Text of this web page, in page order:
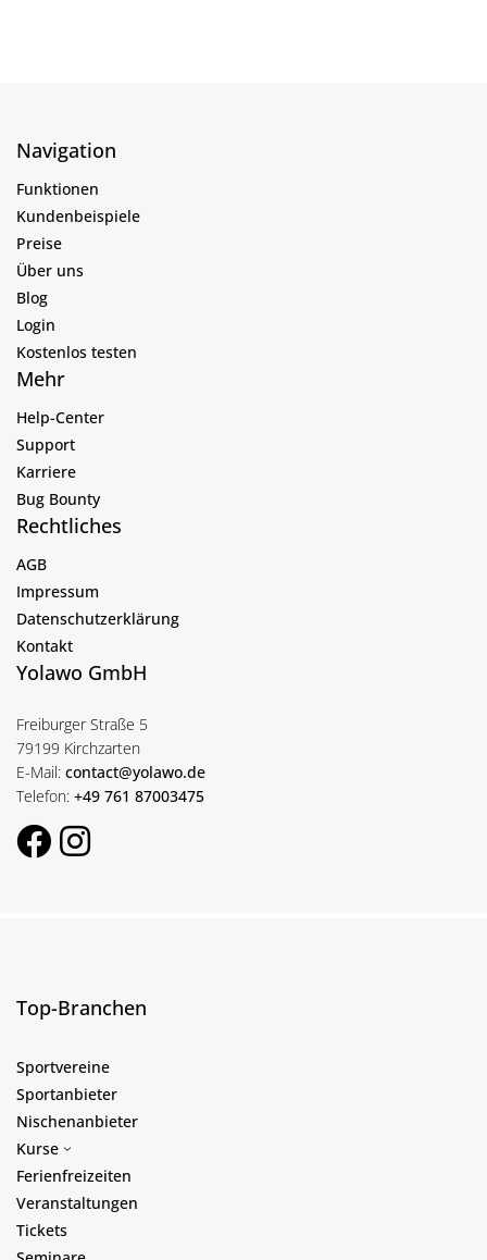
Navigation
Funktionen
Kundenbeispiele
Preise
Über uns
Blog
Login
Kostenlos testen
Mehr
Help-Center
Support
Karriere
Bug Bounty
Rechtliches
AGB
Impressum
Datenschutzerklärung
Kontakt
Yolawo GmbH
Freiburger Straße 5
79199 Kirchzarten
E-Mail: contact@yolawo.de
Telefon: +49 761 87003475
Top-Branchen
Sportvereine
Sportanbieter
Nischenanbieter
Kurse
Ferienfreizeiten
Veranstaltungen
Tickets